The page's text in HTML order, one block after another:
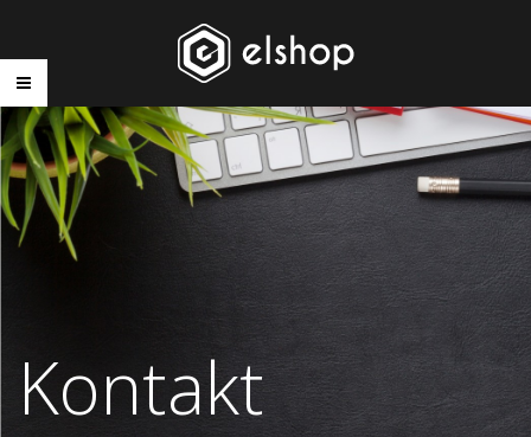
Kontakt